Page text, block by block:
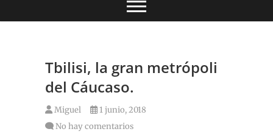
Tbilisi, la gran metrópoli
del Cáucaso.
Miguel
1 junio, 2018
No hay comentarios